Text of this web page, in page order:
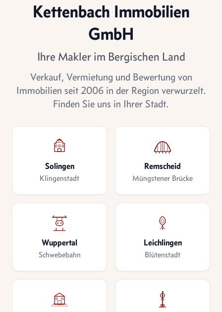
Kettenbach Immobilien
GmbH
Ihre Makler im Bergischen Land
Verkauf, Vermietung und Bewertung von
Immobilien seit 2006 in der Region verwurzelt.
Finden Sie uns in Ihrer Stadt.
Solingen
Klingenstadt
Remscheid
Müngstener Brücke
Wuppertal
Schwebebahn
Leichlingen
Blütenstadt